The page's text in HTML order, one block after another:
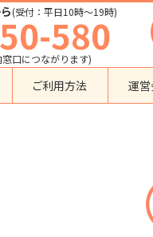
(受付：平日10時〜19時)
580
口につながります)
登録
外国
外国
場
ご利用方法 運